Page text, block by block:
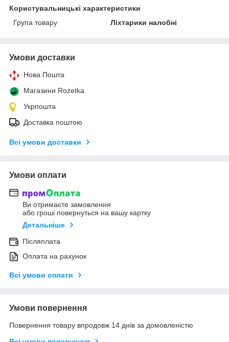
Користувальницькі характеристики
Група товару
Ліхтарики налобні
Умови доставки
Нова Пошта
Магазини Rozetka
Укрпошта
Доставка поштою
Всі умови доставки
Умови оплати
Ви отримаєте замовлення
або гроші повернуться на вашу картку
Детальніше
Післяплата
Оплата на рахунок
Всі умови оплати
Умови повернення
Повернення товару впродовж 14 днів за домовленістю